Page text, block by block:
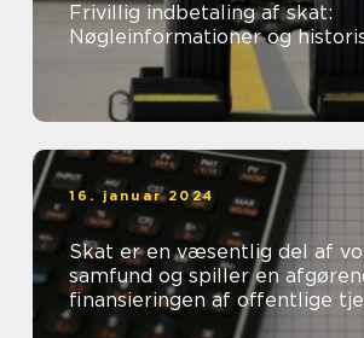
Frivillig indbetaling af skat:
Nøgleinformationer og
16. januar 2024
Skat er en væsentlig del af
samfund og spiller en
finansieringen af offentlige
velfærdsydelser